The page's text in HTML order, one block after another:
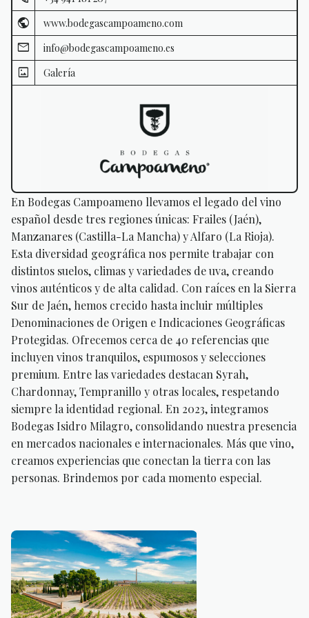
www.bodegascampoameno.com
info@bodegascampoameno.es
Galería
En Bodegas Campoameno llevamos el legado del vino
español desde tres regiones únicas: Frailes (Jaén),
Manzanares (Castilla-La Mancha) y Alfaro (La Rioja).
Esta diversidad geográfica nos permite trabajar con
distintos suelos, climas y variedades de uva, creando
vinos auténticos y de alta calidad. Con raíces en la Sierra
Sur de Jaén, hemos crecido hasta incluir múltiples
Denominaciones de Origen e Indicaciones Geográficas
Protegidas. Ofrecemos cerca de 40 referencias que
incluyen vinos tranquilos, espumosos y selecciones
premium. Entre las variedades destacan Syrah,
Chardonnay, Tempranillo y otras locales, respetando
siempre la identidad regional. En 2023, integramos
Bodegas Isidro Milagro, consolidando nuestra presencia
en mercados nacionales e internacionales. Más que vino,
creamos experiencias que conectan la tierra con las
personas. Brindemos por cada momento especial.